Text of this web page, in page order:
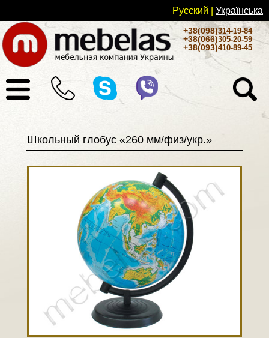
Русский Українськa
+38(098)314-19-84
+38(066)305-20-59
+38(093)410-89-45
Школьный глобус «260 мм/физ/укр.»